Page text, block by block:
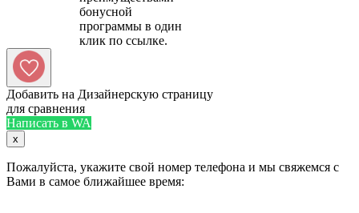
бонусной
программы в один
Добавить на Дизайнерскую страницу
для сравнения
Написать в WA
x
Пожалуйста, укажите свой номер телефона и мы свяжемся с
Вами в самое ближайшее время: